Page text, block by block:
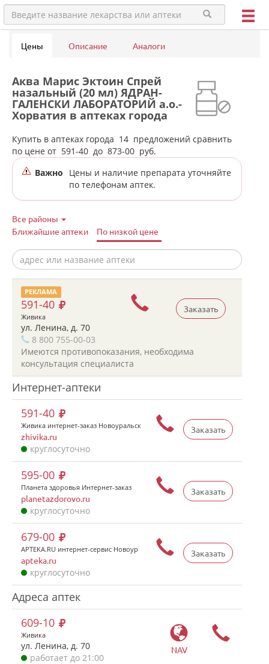
Цены Описание Аналоги
Аква Марис Эктоин Спрей
назальный (20 мл) ЯДРАН-
ГАЛЕНСКИ ЛАБОРАТОРИЙ а.о.-
Хорватия в аптеках города
Новоуральска
Купить в аптеках города 14 предложений сравнить
по цене от 591-40 до 873-00 руб.
Важно
Цены и наличие препарата уточняйте
по телефонам аптек.
Все районы
Ближайшие аптеки
По низкой цене
РЕКЛАМА
Заказать
591-40
Живика
ул. Ленина, д. 70
8 800 755-00-03
Имеются противопоказания, необходима
консультация специалиста
Интернет-аптеки
Заказать
591-40
Живика интернет-заказ Новоуральск
zhivika.ru
круглосуточно
Заказать
595-00
Планета здоровья Интернет-заказ
planetazdorovo.ru
круглосуточно
Заказать
679-00
APTEKA.RU интернет-сервис Новоур
apteka.ru
круглосуточно
Адреса аптек
NAV
609-10
Живика
ул. Ленина, д. 70
работает до 21:00